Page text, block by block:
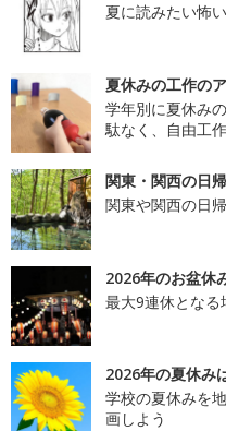
夏に読みたい怖
夏休みの工作の
学年別に夏休み
駄なく、自由工
関東・関西の日
関東や関西の日
2026年のお盆休
最大9連休となる
2026年の夏休み
学校の夏休みを
画しよう